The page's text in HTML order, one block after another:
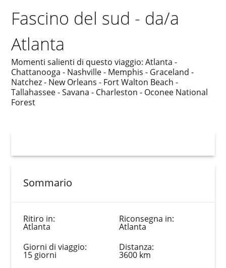
Fascino del sud - da/a
Atlanta
Momenti salienti di questo viaggio: Atlanta -
Chattanooga - Nashville - Memphis - Graceland -
Natchez - New Orleans - Fort Walton Beach -
Tallahassee - Savana - Charleston - Oconee National
Forest
Sommario
Ritiro in:
Atlanta
Riconsegna in:
Atlanta
Giorni di viaggio:
15 giorni
Distanza:
3600 km